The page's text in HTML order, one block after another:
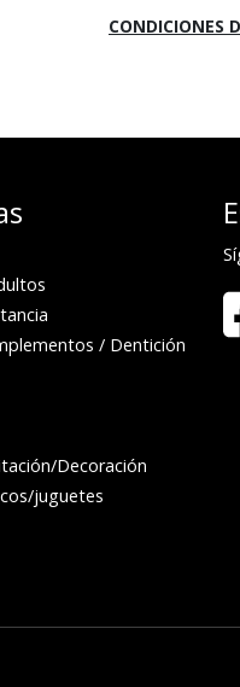
CONDICIONES
/ Dentición
Decoración
juguetes